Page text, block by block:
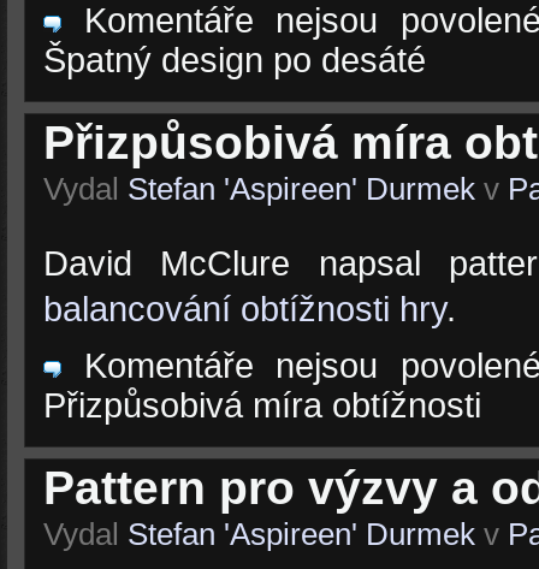
Komentáře nejsou
Špatný design po desáté
Přizpůsobivá míra
Vydal Stefan 'Aspireen' Durmek v
David McClure napsal
balancování obtížnosti hry.
Komentáře nejsou
Přizpůsobivá míra obtížnosti
Pattern pro výzvy a
Vydal Stefan 'Aspireen' Durmek v